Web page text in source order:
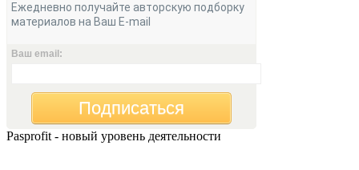
Ежедневно получайте авторскую подборку
материалов на Ваш E-mail
Ваш email:
Подписаться
Pasprofit - новый уровень деятельности